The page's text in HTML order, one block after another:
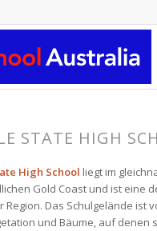
STATE HIGH
High School liegt im
Gold Coast und ist eine
Region. Das Schulgelände ist
und Bäume, auf denen